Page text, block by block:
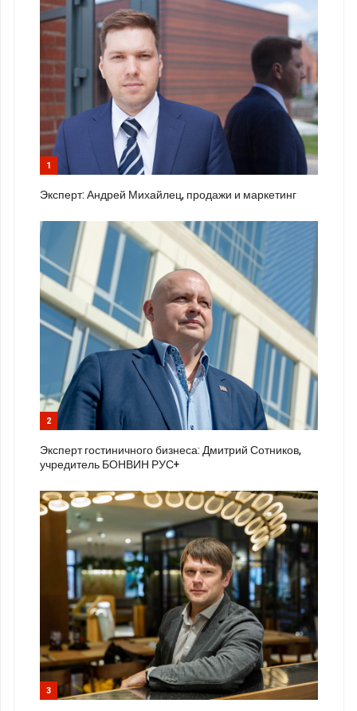
1
Эксперт: Андрей Михайлец, продажи и маркетинг
2
Эксперт гостиничного бизнеса: Дмитрий Сотников,
учредитель БОНВИН РУС+
3